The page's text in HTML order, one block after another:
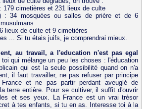
179 cimetières et 231 lieux de culte
: 34 mosquées ou salles de prière et de 6
lieux de culte et 9 cimetières
... Si tu étais juifs, je comprendrai mieux.
au travail, a l'education n'est pas egal
qui mélange un peu les choses : l'éducation
qui est la seule possibilité quand on n'a
il faut travailler, ne pas refuser par principe
et ne pas partir perdant aveuglé de
terre entière. Pour se cultiver, il suffit d'ouvrir
et ses yeux. La France est un vrai trèsor
à tes enfants, si tu en as. Interesse toi à la